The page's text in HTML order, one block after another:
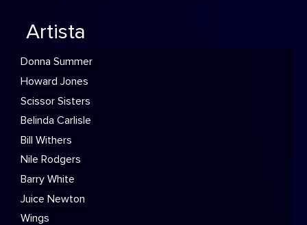
Artista
Donna Summer
Howard Jones
Scissor Sisters
Belinda Carlisle
Bill Withers
Nile Rodgers
Barry White
Juice Newton
Wings